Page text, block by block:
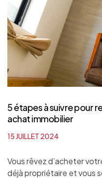
5 étapes à suivre pour
achat immobilier
15 JUILLET 2024
Vous rêvez d’acheter
déjà propriétaire et vous